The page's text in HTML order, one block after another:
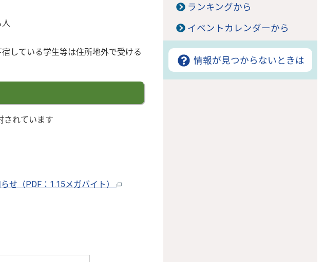
している学生等は住所地外で受ける
されています
せ（PDF：1.15メガバイト）
ランキングから
イベントカレンダーから
情報が見つからないときは